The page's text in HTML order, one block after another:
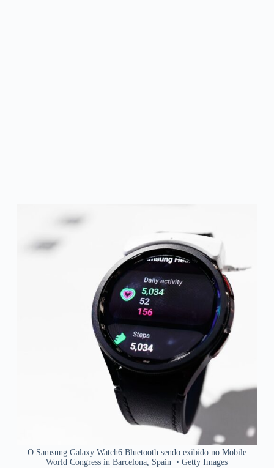
O Samsung Galaxy Watch6 Bluetooth sendo exibido no Mobile
World Congress in Barcelona, Spain •Getty Images